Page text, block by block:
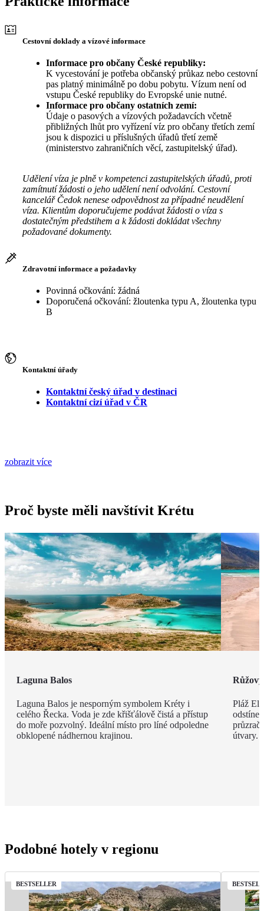
Cestovní doklady a vízové informace
Informace pro občany České republiky:
K vycestování je potřeba občanský průkaz nebo cestovní
pas platný minimálně po dobu pobytu. Vízum není od
vstupu České republiky do Evropské unie nutné.
Informace pro občany ostatních zemí:
Údaje o pasových a vízových požadavcích včetně
přibližných lhůt pro vyřízení víz pro občany třetích zemí
jsou k dispozici u příslušných úřadů třetí země
(ministerstvo zahraničních věcí, zastupitelský úřad).
Udělení víza je plně v kompetenci zastupitelských úřadů, proti
zamítnutí žádosti o jeho udělení není odvolání. Cestovní
kancelář Čedok nenese odpovědnost za případné neudělení
víza. Klientům doporučujeme podávat žádosti o víza s
dostatečným předstihem a k žádosti dokládat všechny
požadované dokumenty.
Zdravotní informace a požadavky
Povinná očkování: žádná
Doporučená očkování: žloutenka typu A, žloutenka typu
B
Kontaktní úřady
Kontaktní český úřad v destinaci
Kontaktní cizí úřad v ČR
zobrazit více
Proč byste měli navštívit Krétu
Laguna Balos
Laguna Balos je nesporným symbolem Kréty i
celého Řecka. Voda je zde křišťálově čistá a přístup
do moře pozvolný. Ideální místo pro líné odpoledne
obklopené nádhernou krajinou.
Pláž
útvary.
Podobné hotely v regionu
BESTSELLER